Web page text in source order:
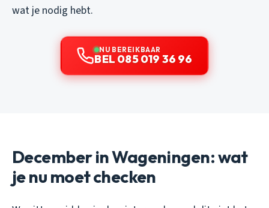
wat je nodig hebt.
NU BEREIKBAAR
BEL 085 019 36 96
December in Wageningen: wat
je nu moet checken